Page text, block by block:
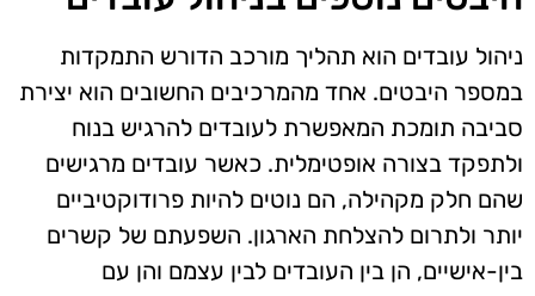
ניהול עובדים הוא תהליך מורכב הדורש התמקדות
במספר היבטים. אחד מהמרכיבים החשובים הוא יצירת
סביבה תומכת המאפשרת לעובדים להרגיש בנוח
ולתפקד בצורה אופטימלית. כאשר עובדים מרגישים
שהם חלק מקהילה, הם נוטים להיות פרודוקטיביים
יותר ולתרום להצלחת הארגון. השפעתם של קשרים
בין-אישיים, הן בין העובדים לבין עצמם והן עם